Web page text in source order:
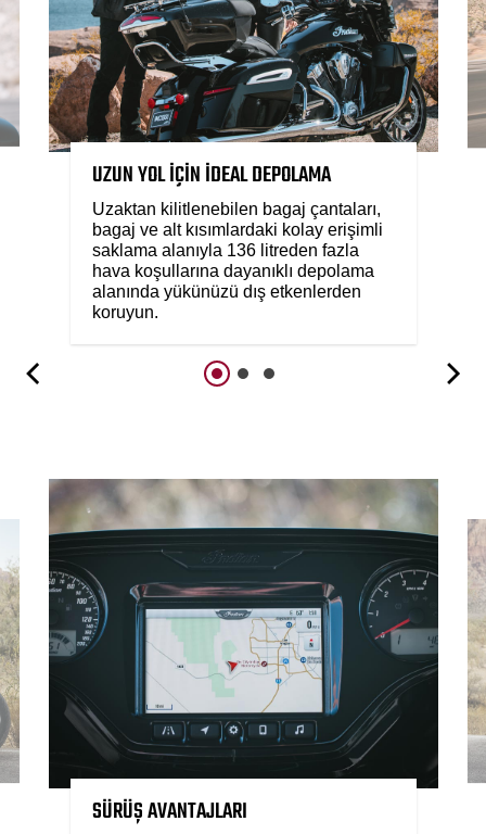
UZUN YOL İÇİN İDEAL DEPOLAMA
Uzaktan kilitlenebilen bagaj çantaları,
bagaj ve alt kısımlardaki kolay erişimli
saklama alanıyla 136 litreden fazla
hava koşullarına dayanıklı depolama
alanında yükünüzü dış etkenlerden
koruyun.
SÜRÜŞ AVANTAJLARI